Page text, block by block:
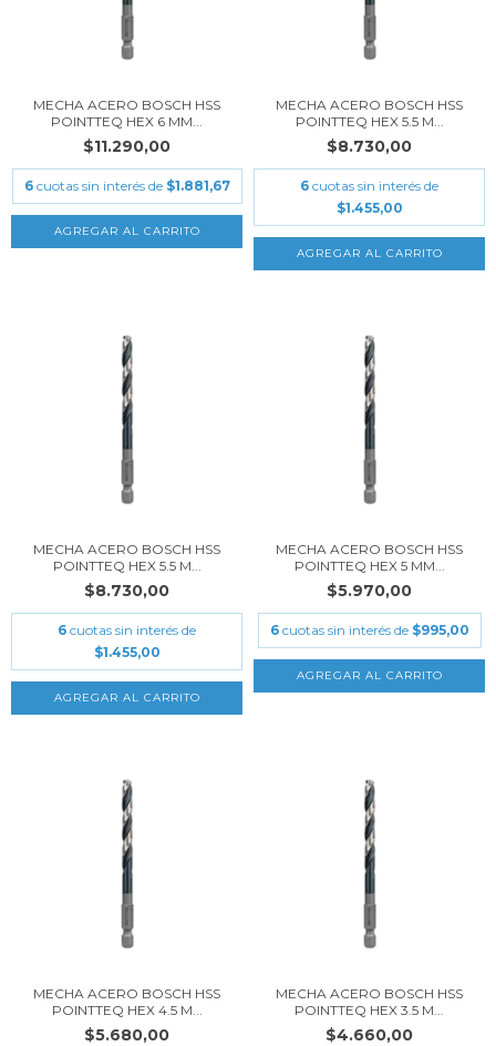
MECHA ACERO BOSCH HSS
POINTTEQ HEX 6 MM...
$11.290,00
6 cuotas sin interés de $1.881,67
MECHA ACERO BOSCH HSS
POINTTEQ HEX 5.5 M...
$8.730,00
6 cuotas sin interés de
$1.455,00
MECHA ACERO BOSCH HSS
POINTTEQ HEX 5.5 M...
$8.730,00
6 cuotas sin interés de
$1.455,00
MECHA ACERO BOSCH HSS
POINTTEQ HEX 5 MM...
$5.970,00
6 cuotas sin interés de $995,00
MECHA ACERO BOSCH HSS
POINTTEQ HEX 4.5 M...
$5.680,00
MECHA ACERO BOSCH HSS
POINTTEQ HEX 3.5 M...
$4.660,00